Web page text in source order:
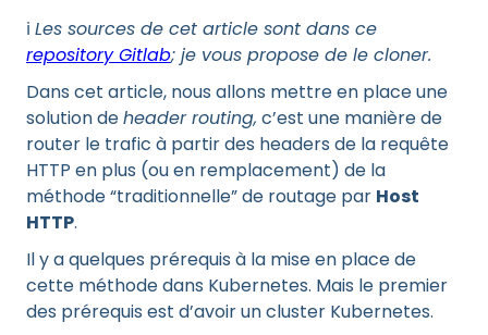
ℹ️ Les sources de cet article sont dans ce
repository Gitlab; je vous propose de le cloner.
Dans cet article, nous allons mettre en place une
solution deheader routing, c’est une manière de
router le trafic à partir des headers de la requête
HTTP en plus (ou en remplacement) de la
méthode “traditionnelle” de routage par Host
HTTP.
Il y a quelques prérequis à la mise en place de
cette méthode dans Kubernetes. Mais le premier
des prérequis est d’avoir un cluster Kubernetes.